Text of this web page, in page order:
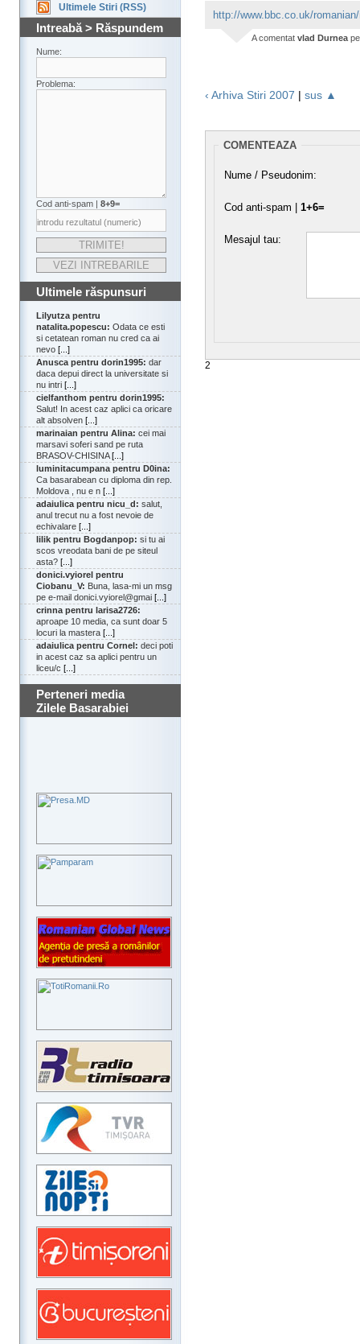
Ultimele Stiri (RSS)
Intreabă > Răspundem
Nume:
Problema:
Cod anti-spam | 8+9=
Ultimele răspunsuri
Lilyutza pentru
natalita.popescu: Odata ce esti
si cetatean roman nu cred ca ai
nevo [...]
Anusca pentru dorin1995: dar
daca depui direct la universitate si
nu intri [...]
cielfanthom pentru dorin1995:
Salut! In acest caz aplici ca oricare
alt absolven [...]
marinaian pentru Alina: cei mai
marsavi soferi sand pe ruta
BRASOV-CHISINA[...]
luminitacumpana pentru D0ina:
Ca basarabean cu diploma din rep.
Moldova , nu e n [...]
adaiulica pentru nicu_d: salut,
anul trecut nu a fost nevoie de
echivalare [...]
lilik pentru Bogdanpop: si tu ai
scos vreodata bani de pe siteul
asta? [...]
donici.vyiorel pentru
Ciobanu_V: Buna, lasa-mi un msg
pe e-mail donici.vyiorel@gmai [...]
crinna pentru larisa2726:
aproape 10 media, ca sunt doar 5
locuri la mastera [...]
adaiulica pentru Cornel: deci poti
in acest caz sa aplici pentru un
liceu/c [...]
Perteneri media
Zilele Basarabiei
http://www.bbc.co.uk/
A comentat vlad Durnea
‹ Arhiva Stiri 2007 | sus ▲
COMENTEAZA
Nume / Pseudonim:
Cod anti-spam | 1+6=
Mesajul tau:
2